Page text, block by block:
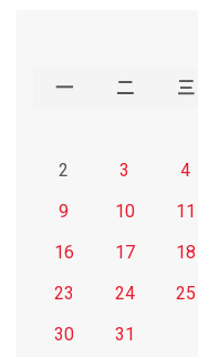
一 二 三
2
3 4
9
10 11
16
17 18
23
24 25
30
31